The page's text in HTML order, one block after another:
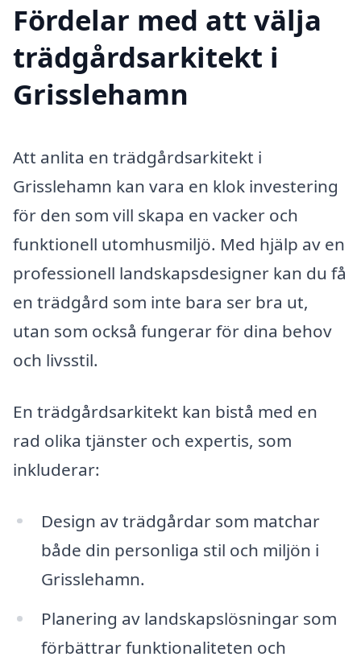
Fördelar med att välja
trädgårdsarkitekt i
Grisslehamn
Att anlita en trädgårdsarkitekt i
Grisslehamn kan vara en klok investering
för den som vill skapa en vacker och
funktionell utomhusmiljö. Med hjälp av en
professionell landskapsdesigner kan du få
en trädgård som inte bara ser bra ut,
utan som också fungerar för dina behov
och livsstil.
En trädgårdsarkitekt kan bistå med en
rad olika tjänster och expertis, som
inkluderar:
Design av trädgårdar som matchar
både din personliga stil och miljön i
Grisslehamn.
Planering av landskapslösningar som
förbättrar funktionaliteten och